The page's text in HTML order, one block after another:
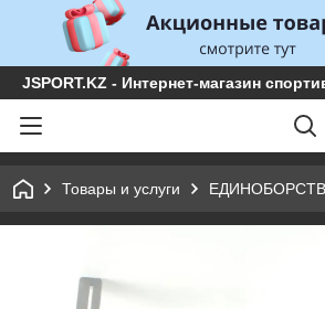
JSPORT.KZ - Интернет-магазин
Товары и услуги